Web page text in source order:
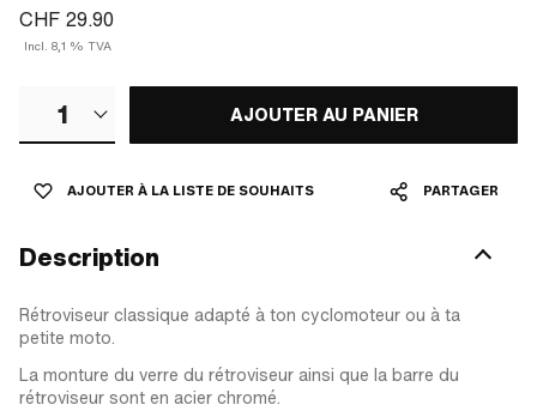
CHF 29.90
Incl. 8,1 % TVA
1 AJOUTER AU PANIER
AJOUTER À LA LISTE DE SOUHAITS PARTAGER
Description
Rétroviseur classique adapté à ton cyclomoteur ou à ta
petite moto.
La monture du verre du rétroviseur ainsi que la barre du
rétroviseur sont en acier chromé.